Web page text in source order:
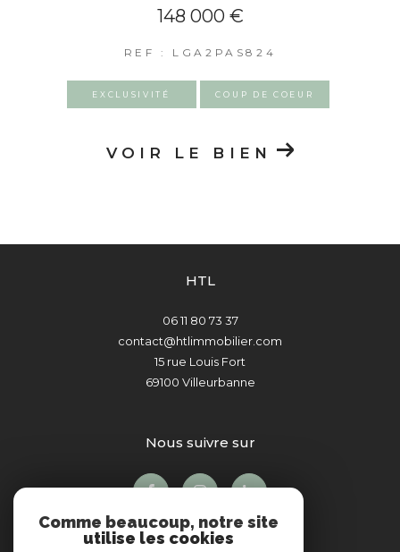
148 000 €
REF : LGA2PAS824
EXCLUSIVITÉ COUP DE COEUR
VOIR LE BIEN
HTL
06 11 80 73 37
contact@htlimmobilier.com
15 rue Louis Fort
69100
Villeurbanne
nous suivre sur
Comme beaucoup, notre site
utilise les cookies